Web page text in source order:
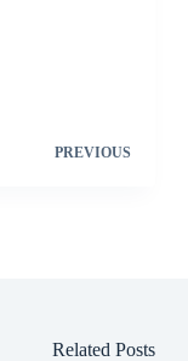
PREVIOUS
Related Posts